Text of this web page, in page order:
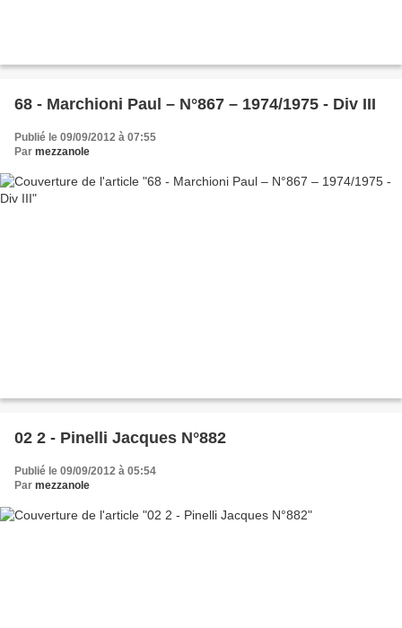
68 - Marchioni Paul – N°867 – 1974/1975 - Div III
Publié le 09/09/2012 à 07:55
Par mezzanole
02 2 - Pinelli Jacques N°882
Publié le 09/09/2012 à 05:54
Par mezzanole